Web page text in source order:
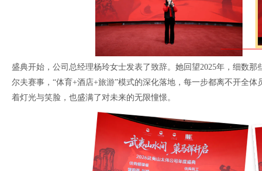
盛典开始，公司总经理杨玲女士发表了致辞。她回望2025年，细数
尔夫赛事，“体育+酒店+旅游”模式的深化落地，每一步都离不开全
着灯光与笑脸，也盛满了对未来的无限憧憬。